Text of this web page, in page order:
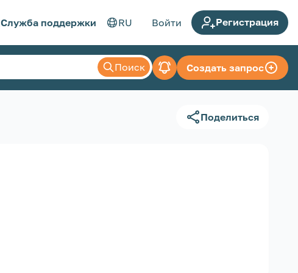
Служба поддержки RU Войти Регистрация
Поиск Создать запрос
Поделиться